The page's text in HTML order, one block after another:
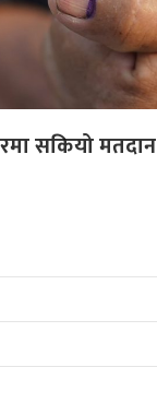
सकियो मतदान